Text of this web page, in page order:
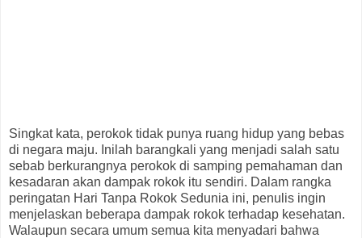
Singkat kata, perokok tidak punya ruang hidup yang bebas
di negara maju. Inilah barangkali yang menjadi salah satu
sebab berkurangnya perokok di samping pemahaman dan
kesadaran akan dampak rokok itu sendiri. Dalam rangka
peringatan Hari Tanpa Rokok Sedunia ini, penulis ingin
menjelaskan beberapa dampak rokok terhadap kesehatan.
Walaupun secara umum semua kita menyadari bahwa